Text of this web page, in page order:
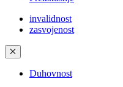
invalidnost
zasvojenost
✕
Duhovnost